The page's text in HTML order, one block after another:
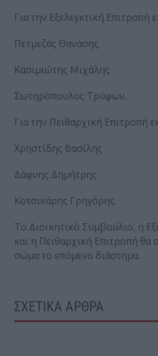
Για την Εξελεγκτική Επιτροπή
Πετμεζάς Θανάσης
Κασιμιώτης Μιχάλης
Σωτηρόπουλος Τρύφων.
Για την Πειθαρχική Επιτροπή
Χρηστίδης Βασίλης
Δάφνης Δημήτρης
Κοτσικάρης Γρηγόρης.
Το Διοικητικό Συμβούλιο, η
και η Πειθαρχική Επιτροπή θα
σώμα το επόμενο διάστημα.
ΣΧΕΤΙΚΑ ΑΡΘΡΑ